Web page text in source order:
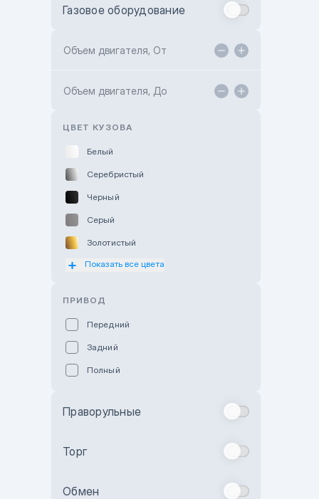
Toyota Kokshetau
Hyundai ShymCity
Газовое оборудование
Объем двигателя, От
Объем двигателя, До
ЦВЕТ КУЗОВА
Белый
Серебристый
Черный
Серый
Золотистый
Оранжевый
Бежевый
Показать все цвета
ПРИВОД
Передний
Задний
Полный
Праворульные
Торг
Обмен